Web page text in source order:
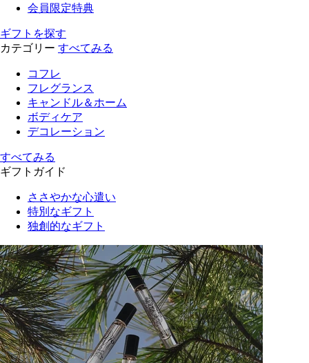
会員限定特典
ギフトを探す
カテゴリー すべてみる
コフレ
フレグランス
キャンドル＆ホーム
ボディケア
デコレーション
すべてみる
ギフトガイド
ささやかな心遣い
特別なギフト
独創的なギフト